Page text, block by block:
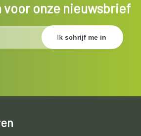
voor onze nieuwsbrief